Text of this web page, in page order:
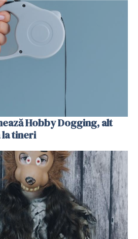
Hobby Dogging, alt
tineri